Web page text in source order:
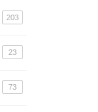
203
23
73